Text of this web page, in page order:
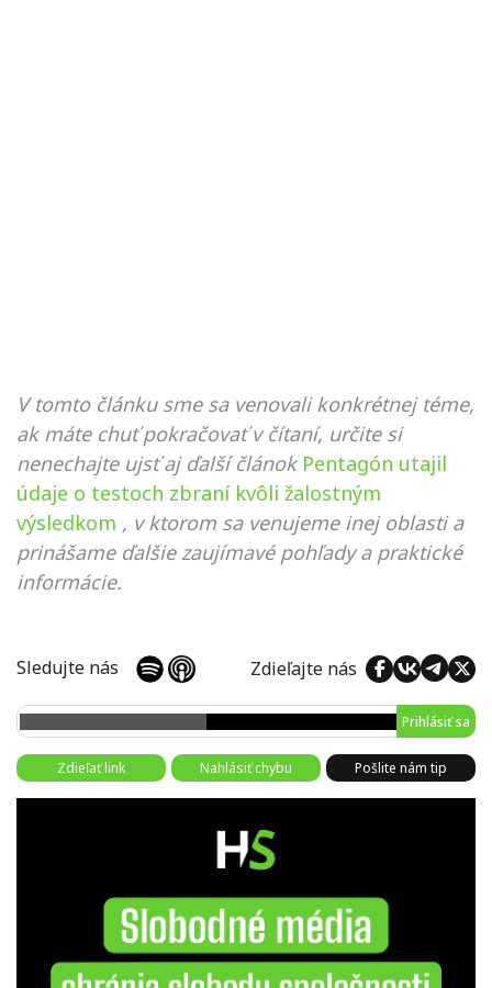
V tomto článku sme sa venovali konkrétnej téme,
ak máte chuť pokračovať v čítaní, určite si
nenechajte ujsť aj ďalší článok Pentagón utajil
údaje o testoch zbraní kvôli žalostným
výsledkom , v ktorom sa venujeme inej oblasti a
prinášame ďalšie zaujímavé pohľady a praktické
informácie.
Sledujte nás Zdieľajte nás
Prihlásiť sa
Zdieľať link Nahlásiť chybu Pošlite nám tip